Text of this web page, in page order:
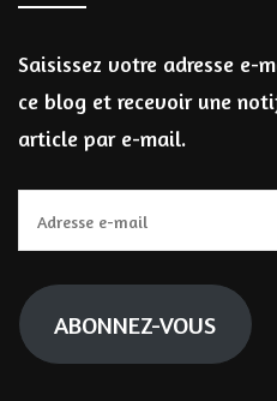
Saisissez votre adresse e-
ce blog et recevoir une
article par e-mail.
e-
mail
ABONNEZ-VOUS